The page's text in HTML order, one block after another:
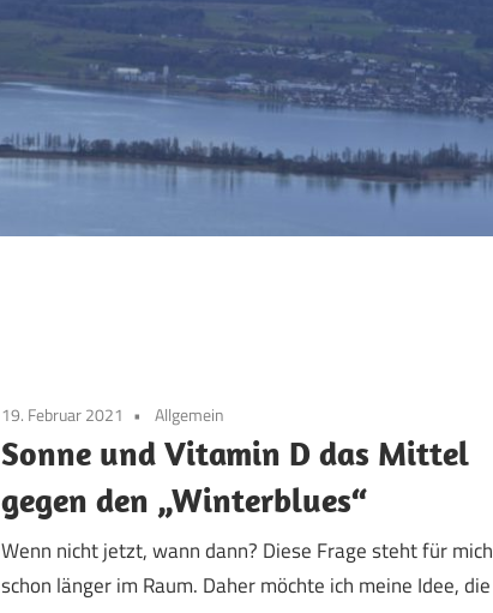
19. Februar 2021 Allgemein
Sonne und Vitamin D das Mittel
gegen den „Winterblues“
Wenn nicht jetzt, wann dann? Diese Frage steht für mich
schon länger im Raum. Daher möchte ich meine Idee, die